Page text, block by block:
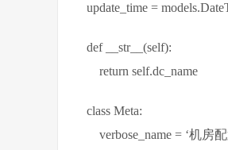
update_time =
def __str__(self):
return self.dc_name
class Meta:
verbose_name = ‘机房配